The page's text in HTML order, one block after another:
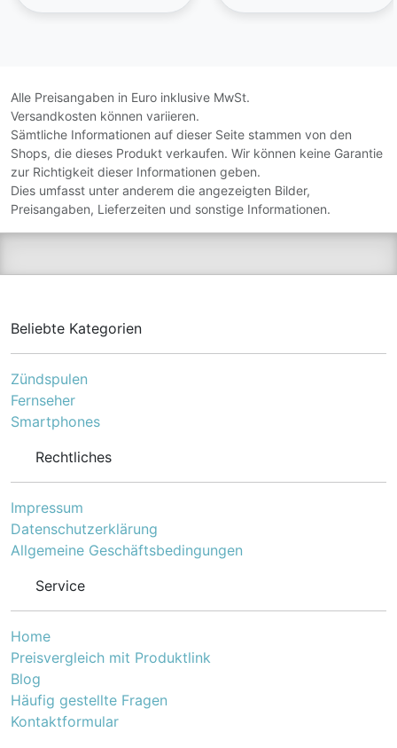
Sorten. Der hohe
Geschmackserlebnis -
Aromastoffe.
Alle Preisangaben in Euro inklusive MwSt.
Versandkosten können variieren.
Sämtliche Informationen auf dieser Seite stammen von den
Shops, die dieses Produkt verkaufen. Wir können keine Garantie
zur Richtigkeit dieser Informationen geben.
Dies umfasst unter anderem die angezeigten Bilder,
Preisangaben, Lieferzeiten und sonstige Informationen.
Beliebte Kategorien
Zündspulen
Fernseher
Smartphones
Rechtliches
Impressum
Datenschutzerklärung
Allgemeine Geschäftsbedingungen
Service
Home
Preisvergleich mit Produktlink
Blog
Häufig gestellte Fragen
Kontaktformular